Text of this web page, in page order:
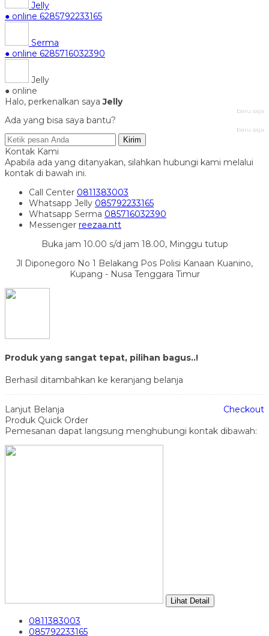
Jelly
● online 6285792233165
Serma
● online 6285716032390
Jelly
● online
Halo, perkenalkan sayaJelly
baru saja
Ada yang bisa saya bantu?
baru saja
Kirim
Kontak Kami
Apabila ada yang ditanyakan, silahkan hubungi kami melalui
kontak di bawah ini.
Call Center 0811383003
Whatsapp Jelly 085792233165
Whatsapp Serma 085716032390
Messenger reezaa.ntt
Buka jam 10.00 s/d jam 18.00, Minggu tutup
Jl Diponegoro No 1 Belakang Pos Polisi Kanaan Kuanino,
Kupang - Nusa Tenggara Timur
Produk yang sangat tepat, pilihan bagus..!
Berhasil ditambahkan ke keranjang belanja
Lanjut Belanja
Checkout
Produk Quick Order
Pemesanan dapat langsung menghubungi kontak dibawah:
Lihat Detail
0811383003
085792233165